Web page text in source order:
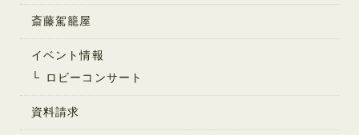
を、上記「個人情報の利用目的」に挙げる目的以外に利用し
たり、お客様のご承諾がない限りご提供いただいた個人情報
■個人情報の参照、訂正、抹消
斎藤駕籠屋
イベント情報
ロビーコンサート
資料請求